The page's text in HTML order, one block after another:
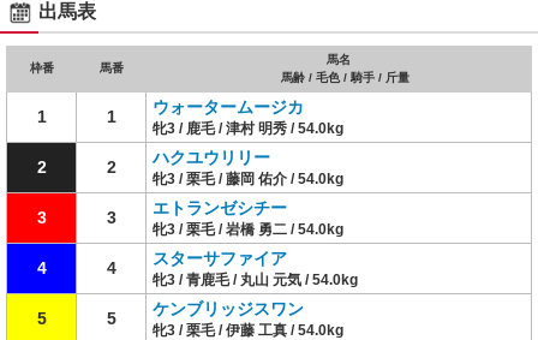
出馬表
枠番 馬番
馬名
馬齢 / 毛色 / 騎手 / 斤量
1 1 ウォータームージカ
牝3 / 鹿毛 / 津村 明秀 / 54.0kg
2 2 ハクユウリリー
牝3 / 栗毛 / 藤岡 佑介 / 54.0kg
3 3 エトランゼシチー
牝3 / 栗毛 / 岩橋 勇二 / 54.0kg
4 4 スターサファイア
牝3 / 青鹿毛 / 丸山 元気 / 54.0kg
5 5 ケンブリッジスワン
牝3 / 栗毛 / 伊藤 工真 / 54.0kg